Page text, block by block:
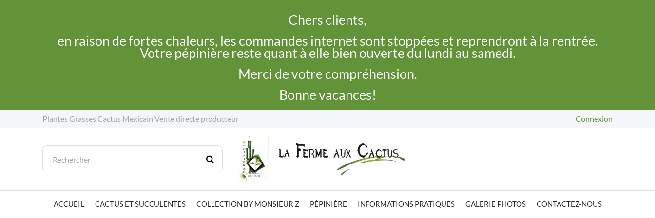
Chers clients,
en raison de fortes chaleurs, les commandes internet sont stoppées et reprendront à la rentrée.
Votre pépinière reste quant à elle bien ouverte du lundi au samedi.
Merci de votre compréhension.
Bonne vacances!
Plantes Grasses Cactus Mexicain Vente directe producteur Connexion
ACCUEIL CACTUS ET SUCCULENTES COLLECTION BY MONSIEUR Z PÉPINIÈRE INFORMATIONS PRATIQUES GALERIE PHOTOS CONTACTEZ-NOUS